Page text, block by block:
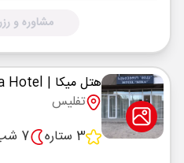
مشاوره و
هتل میکا | Mika Hotel
تفلیس
3 ستاره
7 شب